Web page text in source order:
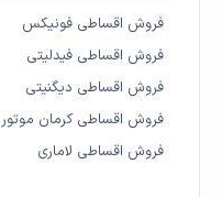
فروش اقساطی فونیکس
فروش اقساطی فیدلیتی
فروش اقساطی دیگنیتی
فروش اقساطی کرمان موتور
فروش اقساطی لاماری